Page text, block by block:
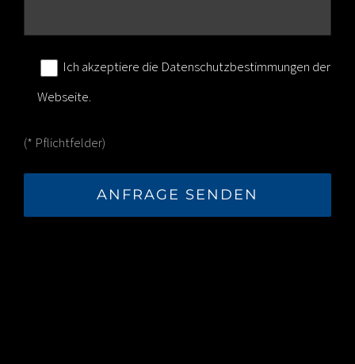
Ich akzeptiere die Datenschutzbestimmungen der
Webseite.
(* Pflichtfelder)